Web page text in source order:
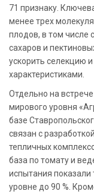
71 признаку.
менее трех
плодов, в том числе
сахаров и
ускорить селекцию
характеристиками.
Отдельно на
мирового уровня
базе
связан с
тепличных
база по томату и
испытания показали
уровне до 90 %.